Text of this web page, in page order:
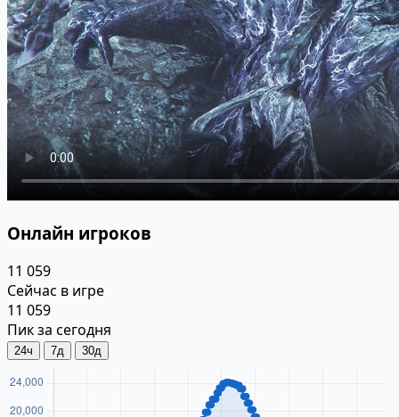
Онлайн игроков
11 059
Сейчас в игре
11 059
Пик за сегодня
24ч 7д 30д